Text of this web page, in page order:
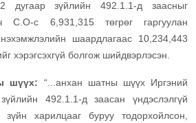
дугаар зүйлийн 492.1.1-д заасныг
С.О-с 6,931,315 төгрөг гаргуулан
шаардлагаас 10,234,443
хэрэгсэхгүй болгож шийдвэрлэсэн.
шүүх: “...анхан шатны шүүх Иргэний
492.1.1-д заасан үндэслэлгүй
харилцааг буруу тодорхойлсон,